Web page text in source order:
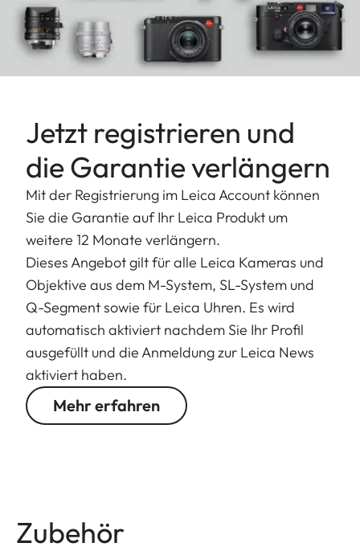
Jetzt registrieren und
die Garantie verlängern
Mit der Registrierung im Leica Account können
Sie die Garantie auf Ihr Leica Produkt um
weitere 12 Monate verlängern.
Dieses Angebot gilt für alle Leica Kameras und
Objektive aus dem M-System, SL-System und
Q-Segment sowie für Leica Uhren. Es wird
automatisch aktiviert nachdem Sie Ihr Profil
ausgefüllt und die Anmeldung zur Leica News
aktiviert haben.
Mehr erfahren
Zubehör